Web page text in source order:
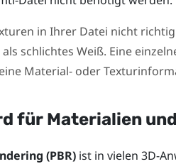
in Ihrer Datei nicht
schlichtes Weiß. Eine
Material- oder
für Materialien
(PBR)ist in vielen 3D-